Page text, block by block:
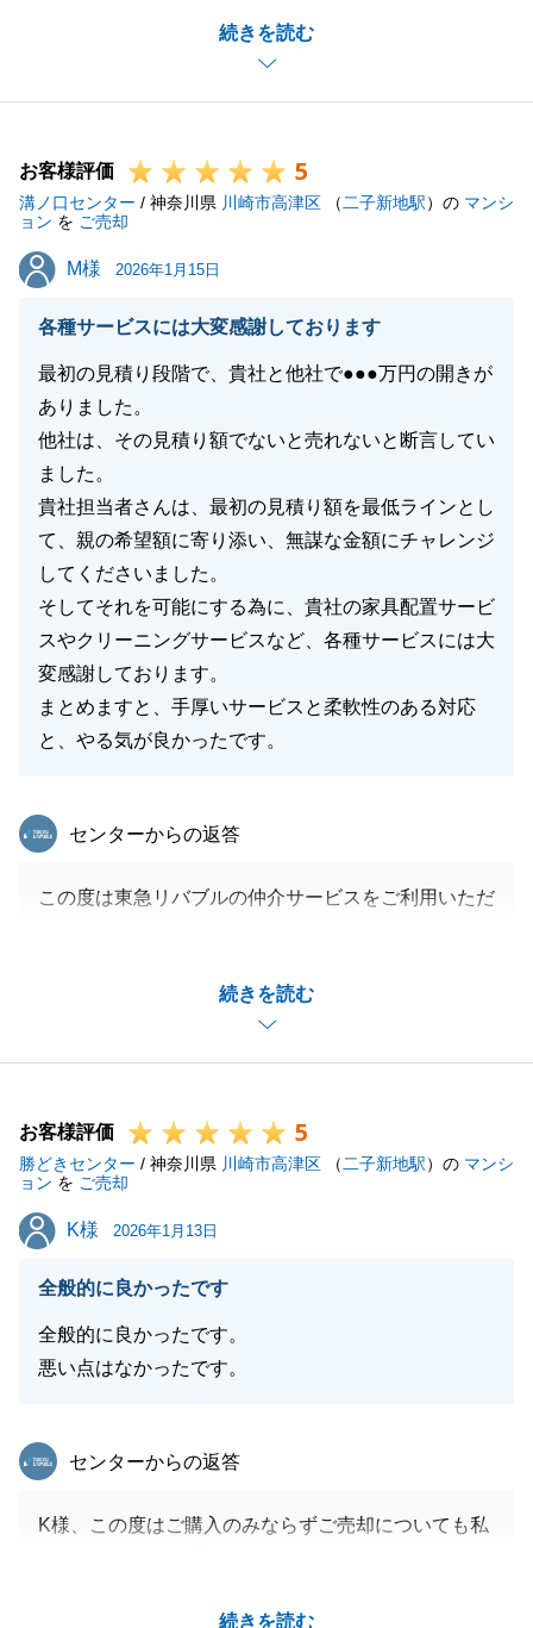
続きを読む
了させてことが出来ました。
今後とも、東急リバブルのご愛顧のほど、どうぞよろ
しくお願い申し上げます。
閉じる
お客様評価 5
溝ノ口センター / 神奈川県 川崎市高津区 （ 二子新地駅）の マンシ
ョン を ご売却
M様
M様 2026年1月15日
各種サービスには大変感謝しております
最初の見積り段階で、貴社と他社で●●●万円の開きが
ありました。
他社は、その見積り額でないと売れないと断言してい
ました。
貴社担当者さんは、最初の見積り額を最低ラインとし
て、親の希望額に寄り添い、無謀な金額にチャレンジ
してくださいました。
そしてそれを可能にする為に、貴社の家具配置サービ
スやクリーニングサービスなど、各種サービスには大
変感謝しております。
まとめますと、手厚いサービスと柔軟性のある対応
と、やる気が良かったです。
続きを読む
東急リバブル
センターからの返答
この度は東急リバブルの仲介サービスをご利用いただ
フ一同、大きな励みになります。
不動産売却は、単なる条件の合致だけでなく、ご家族
の大切な想いが詰まった決断であると考えておりま
も、お母様の切実なご希望を伺い、「どうすればその
金額で売れるか」を逆算して、サービスをフル活用し
た戦略を構築いたしました。
お客様と同じ方向を向き、二人三脚で挑んだ結果が、
弊社はこれからも、お客様の「成し遂げたいこと」に
NOと言わず、実現のための最善策を提案し続けるパ
ートナーでありたいと願っております。この度は素敵
閉じる
お客様評価 5
勝どきセンター / 神奈川県 川崎市高津区 （ 二子新地駅）の マンシ
ョン を ご売却
K様
K様 2026年1月13日
全般的に良かったです
全般的に良かったです。
悪い点はなかったです。
続きを読む
東急リバブル
センターからの返答
K様、この度はご購入のみならずご売却についても私